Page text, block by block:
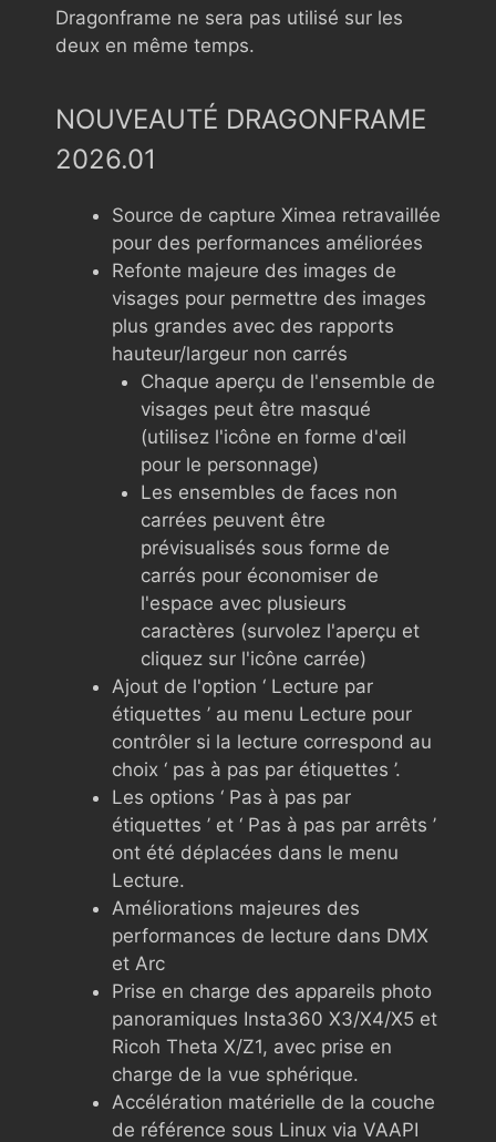
Dragonframe ne sera pas utilisé sur les
deux en même temps.
NOUVEAUTÉ DRAGONFRAME
2026.01
Source de capture Ximea retravaillée
pour des performances améliorées
Refonte majeure des images de
visages pour permettre des images
plus grandes avec des rapports
hauteur/largeur non carrés
Chaque aperçu de l'ensemble de
visages peut être masqué
(utilisez l'icône en forme d'œil
pour le personnage)
Les ensembles de faces non
carrées peuvent être
prévisualisés sous forme de
carrés pour économiser de
l'espace avec plusieurs
caractères (survolez l'aperçu et
cliquez sur l'icône carrée)
Ajout de l'option ‘ Lecture par
étiquettes ’ au menu Lecture pour
contrôler si la lecture correspond au
choix ‘ pas à pas par étiquettes ’.
Les options ‘ Pas à pas par
étiquettes ’ et ‘ Pas à pas par arrêts ’
ont été déplacées dans le menu
Lecture.
Améliorations majeures des
performances de lecture dans DMX
et Arc
Prise en charge des appareils photo
panoramiques Insta360 X3/X4/X5 et
Ricoh Theta X/Z1, avec prise en
charge de la vue sphérique.
Accélération matérielle de la couche
de référence sous Linux via VAAPI